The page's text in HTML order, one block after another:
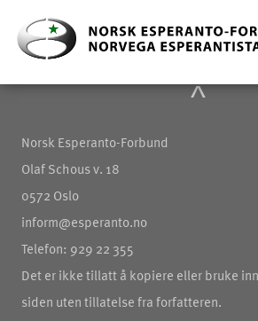
^
Norsk Esperanto-Forbund
Olaf Schous v. 18
0572 Oslo
inform@esperanto.no
Telefon: 929 22 355
Det er ikke tillatt å kopiere eller bruke
siden uten tillatelse fra forfatteren.